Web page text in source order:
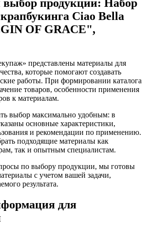
продукции: Набор
Ciao Bella
OF GRACE",
представлены материалы для
которые помогают создавать
работы. При формировании каталога
товаров, особенности применения
к материалам.
выбор максимально удобным: в
основные характеристики,
и рекомендации по применению.
подходящие материалы как
так и опытным специалистам.
по выбору продукции, мы готовы
с учетом вашей задачи,
результата.
для